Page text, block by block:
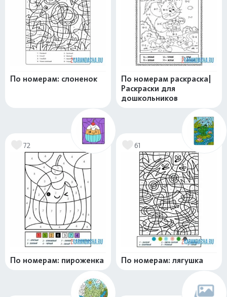
По номерам: слоненок
По номерам раскраска|
Раскраски для
дошкольников
72
По номерам: пироженка
61
По номерам: лягушка